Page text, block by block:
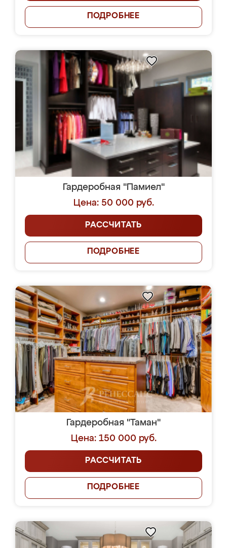
ПОДРОБНЕЕ
Гардеробная "Памиел"
Цена: 50 000 руб.
РАССЧИТАТЬ
ПОДРОБНЕЕ
Гардеробная "Таман"
Цена: 150 000 руб.
РАССЧИТАТЬ
ПОДРОБНЕЕ